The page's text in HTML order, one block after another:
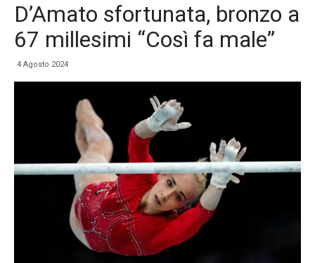
D’Amato sfortunata, bronzo a
67 millesimi “Così fa male”
4 Agosto 2024